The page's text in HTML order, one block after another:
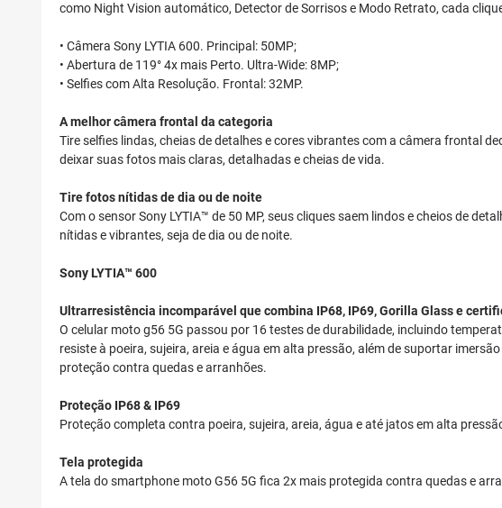
como Night Vision automático, Detector de Sorrisos e Modo Retrato, cada
• Câmera Sony LYTIA 600. Principal: 50MP;
• Abertura de 119° 4x mais Perto. Ultra-Wide: 8MP;
• Selfies com Alta Resolução. Frontal: 32MP.
A melhor câmera frontal da categoria
Tire selfies lindas, cheias de detalhes e cores vibrantes com a câmera frontal
deixar suas fotos mais claras, detalhadas e cheias de vida.
Tire fotos nítidas de dia ou de noite
Com o sensor Sony LYTIA™ de 50 MP, seus cliques saem lindos e cheios de
nítidas e vibrantes, seja de dia ou de noite.
Sony LYTIA™ 600
Ultrarresistência incomparável que combina IP68, IP69, Gorilla Glass e
O celular moto g56 5G passou por 16 testes de durabilidade, incluindo
resiste à poeira, sujeira, areia e água em alta pressão, além de suportar
proteção contra quedas e arranhões.
Proteção IP68 & IP69
Proteção completa contra poeira, sujeira, areia, água e até jatos em alta
Tela protegida
A tela do smartphone moto G56 5G fica 2x mais protegida contra quedas e